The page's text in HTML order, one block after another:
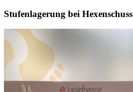
Stufenlagerung bei Hexenschuss